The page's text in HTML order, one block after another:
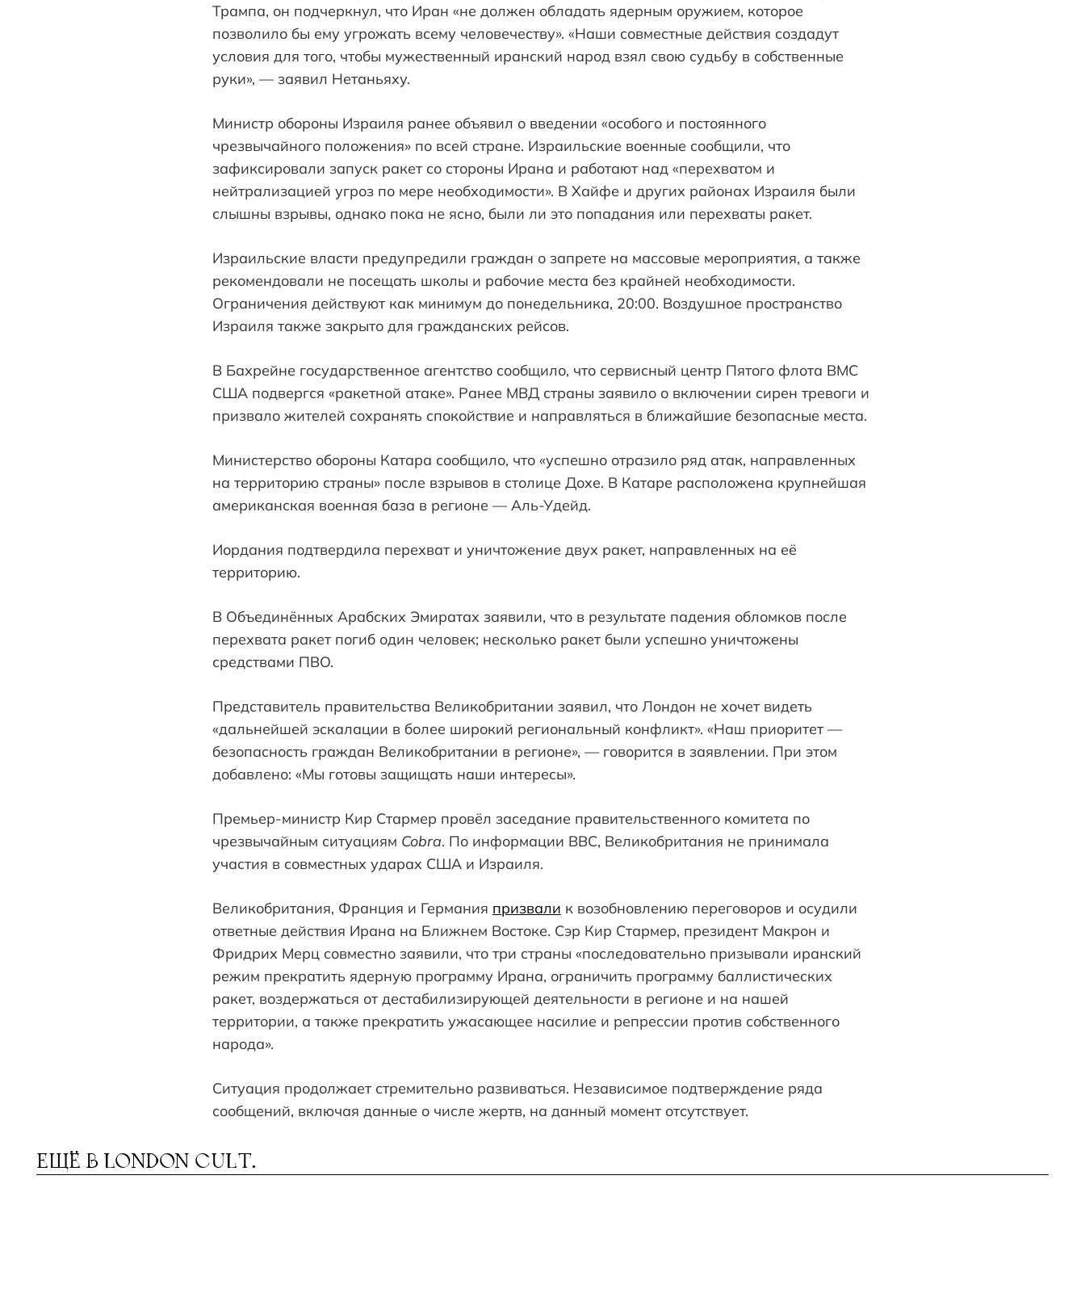
Трампа, он подчеркнул, что Иран «не должен обладать ядерным оружием, которое
позволило бы ему угрожать всему человечеству». «Наши совместные действия создадут
условия для того, чтобы мужественный иранский народ взял свою судьбу в собственные
руки», — заявил Нетаньяху.
Министр обороны Израиля ранее объявил о введении «особого и постоянного
чрезвычайного положения» по всей стране. Израильские военные сообщили, что
зафиксировали запуск ракет со стороны Ирана и работают над «перехватом и
нейтрализацией угроз по мере необходимости». В Хайфе и других районах Израиля были
слышны взрывы, однако пока не ясно, были ли это попадания или перехваты ракет.
Израильские власти предупредили граждан о запрете на массовые мероприятия, а также
рекомендовали не посещать школы и рабочие места без крайней необходимости.
Ограничения действуют как минимум до понедельника, 20:00. Воздушное пространство
Израиля также закрыто для гражданских рейсов.
В Бахрейне государственное агентство сообщило, что сервисный центр Пятого флота ВМС
США подвергся «ракетной атаке». Ранее МВД страны заявило о включении сирен тревоги и
призвало жителей сохранять спокойствие и направляться в ближайшие безопасные места.
Министерство обороны Катара сообщило, что «успешно отразило ряд атак, направленных
на территорию страны» после взрывов в столице Дохе. В Катаре расположена крупнейшая
американская военная база в регионе — Аль-Удейд.
Иордания подтвердила перехват и уничтожение двух ракет, направленных на её
территорию.
В Объединённых Арабских Эмиратах заявили, что в результате падения обломков после
перехвата ракет погиб один человек; несколько ракет были успешно уничтожены
средствами ПВО.
Представитель правительства Великобритании заявил, что Лондон не хочет видеть
«дальнейшей эскалации в более широкий региональный конфликт». «Наш приоритет —
безопасность граждан Великобритании в регионе», — говорится в заявлении. При этом
добавлено: «Мы готовы защищать наши интересы».
Премьер-министр Кир Стармер провёл заседание правительственного комитета по
чрезвычайным ситуациям Cobra. По информации BBC, Великобритания не принимала
участия в совместных ударах США и Израиля.
Великобритания, Франция и Германия призвали к возобновлению переговоров и осудили
ответные действия Ирана на Ближнем Востоке. Сэр Кир Стармер, президент Макрон и
Фридрих Мерц совместно заявили, что три страны «последовательно призывали иранский
режим прекратить ядерную программу Ирана, ограничить программу баллистических
ракет, воздержаться от дестабилизирующей деятельности в регионе и на нашей
территории, а также прекратить ужасающее насилие и репрессии против собственного
народа».
Ситуация продолжает стремительно развиваться. Независимое подтверждение ряда
сообщений, включая данные о числе жертв, на данный момент отсутствует.
ЕЩЁ В LONDON CULT.